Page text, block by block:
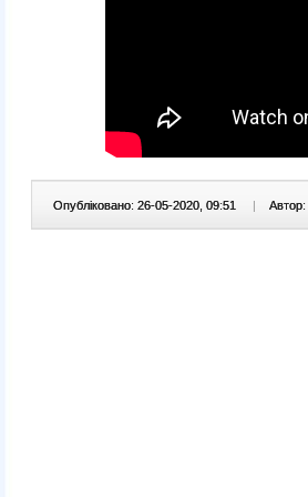
Опубліковано: 26-05-2020, 09:51 | Автор: